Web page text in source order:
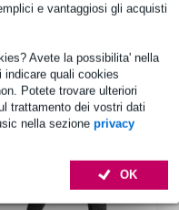
e vantaggiosi gli acquisti
Avete la possibilita' nella
indicare quali cookies
Potete trovare ulteriori
trattamento dei vostri dati
nella sezione privacy
OK